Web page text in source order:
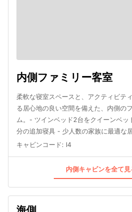
内側ファミリー客室
柔軟な寝室スペースと、アクティビテ
る居心地の良い空間を備えた、内側の
ム。- ツインベッド2台をクイーンベッ
分の追加寝具 - 少人数の家族に最適な
キャビンコード: I4
内側キャビンを全て